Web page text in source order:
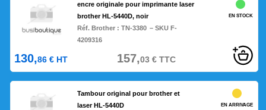
encre originale pour imprimante laser
brother HL-5440D, noir
Réf. Brother :TN-3380 – SKU F-
4209316
EN STOCK
130,86 € HT 157,03€TTC
Tambour original pour brother et
laser HL-5440D
EN ARRIVAGE